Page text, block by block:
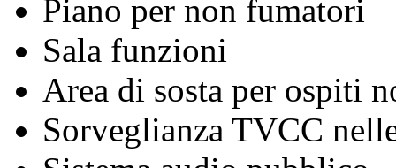
Piano per non fumatori
Sala funzioni
Area di sosta per ospiti
Sorveglianza TVCC